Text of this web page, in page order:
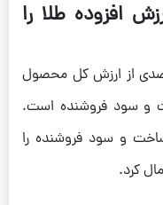
افزوده طلا را
از ارزش کل محصول
و سود فروشنده است.
و سود فروشنده را
کرد.